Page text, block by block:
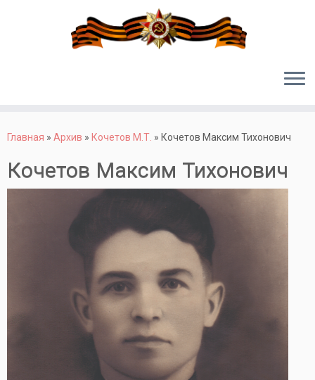
Главная » Архив » Кочетов М.Т. » Кочетов Максим Тихонович
Кочетов Максим Тихонович